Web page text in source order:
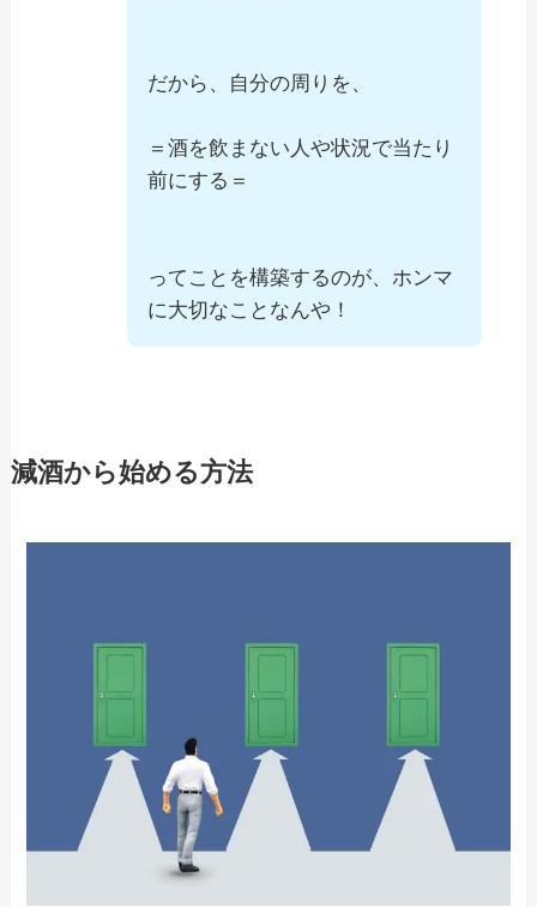
だから、自分の周りを、
＝酒を飲まない人や状況で当たり
前にする＝
ってことを構築するのが、ホンマ
に大切なことなんや！
減酒から始める方法